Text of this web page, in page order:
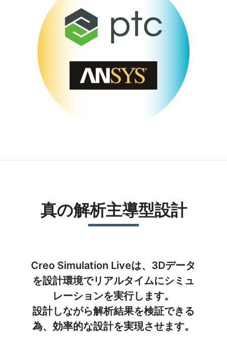
真の解析主導型設計
Creo Simulation Liveは、3Dデータ
を設計環境でリアルタイムにシミュ
レーションを実行します。
設計しながら解析結果を検証できる
為、効率的な設計を実現させます。